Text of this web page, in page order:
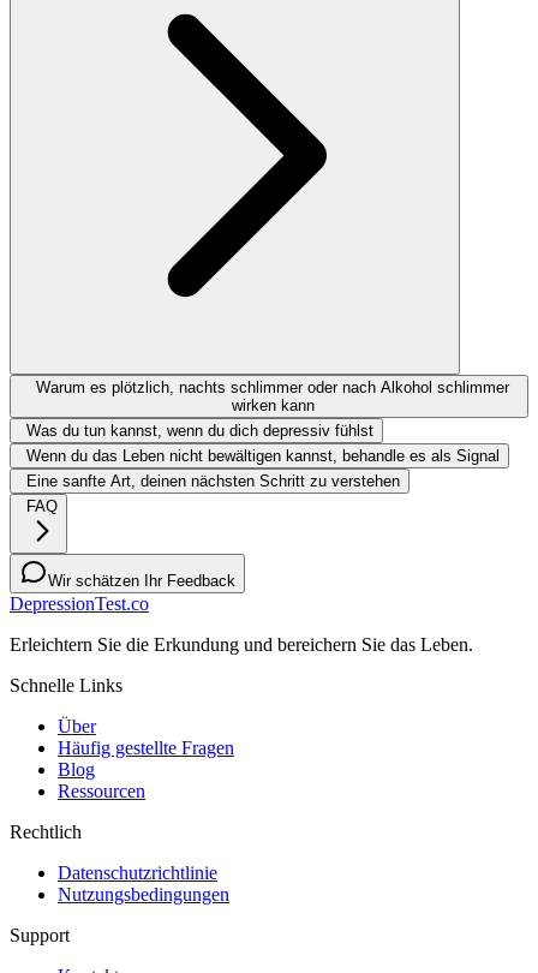
Warum es plötzlich, nachts schlimmer oder nach Alkohol schlimmer
wirken kann
Was du tun kannst, wenn du dich depressiv fühlst
Wenn du das Leben nicht bewältigen kannst, behandle es als Signal
Eine sanfte Art, deinen nächsten Schritt zu verstehen
FAQ
Wir schätzen Ihr Feedback
DepressionTest.co
Erleichtern Sie die Erkundung und bereichern Sie das Leben.
Schnelle Links
Über
Häufig gestellte Fragen
Blog
Ressourcen
Rechtlich
Datenschutzrichtlinie
Nutzungsbedingungen
Support